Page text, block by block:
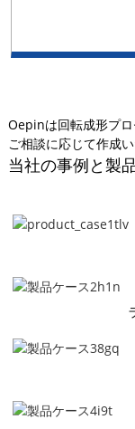
Oepinは回転成形プ
ご相談に応じて作成い
当社の事例と製